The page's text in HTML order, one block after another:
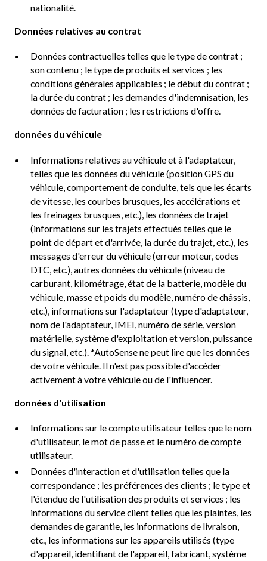
nationalité.
Données relatives au contrat
Données contractuelles telles que le type de contrat ;
son contenu ; le type de produits et services ; les
conditions générales applicables ; le début du contrat ;
la durée du contrat ; les demandes d'indemnisation, les
données de facturation ; les restrictions d'offre.
données du véhicule
Informations relatives au véhicule et à l'adaptateur,
telles que les données du véhicule (position GPS du
véhicule, comportement de conduite, tels que les écarts
de vitesse, les courbes brusques, les accélérations et
les freinages brusques, etc.), les données de trajet
(informations sur les trajets effectués telles que le
point de départ et d'arrivée, la durée du trajet, etc.), les
messages d'erreur du véhicule (erreur moteur, codes
DTC, etc.), autres données du véhicule (niveau de
carburant, kilométrage, état de la batterie, modèle du
véhicule, masse et poids du modèle, numéro de châssis,
etc.), informations sur l'adaptateur (type d'adaptateur,
nom de l'adaptateur, IMEI, numéro de série, version
matérielle, système d'exploitation et version, puissance
du signal, etc.). *AutoSense ne peut lire que les données
de votre véhicule. Il n'est pas possible d'accéder
activement à votre véhicule ou de l'influencer.
données d'utilisation
Informations sur le compte utilisateur telles que le nom
d'utilisateur, le mot de passe et le numéro de compte
utilisateur.
Données d'interaction et d'utilisation telles que la
correspondance ; les préférences des clients ; le type et
l'étendue de l'utilisation des produits et services ; les
informations du service client telles que les plaintes, les
demandes de garantie, les informations de livraison,
etc., les informations sur les appareils utilisés (type
d'appareil, identifiant de l'appareil, fabricant, système